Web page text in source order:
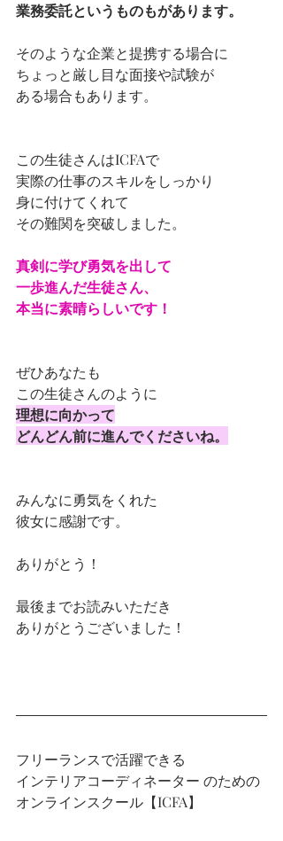
業務委託というものもがあります。
そのような企業と提携する場合に
ちょっと厳し目な面接や試験が
ある場合もあります。
この生徒さんはICFAで
実際の仕事のスキルをしっかり
身に付けてくれて
その難関を突破しました。
真剣に学び勇気を出して
一歩進んだ生徒さん、
本当に素晴らしいです！
ぜひあなたも
この生徒さんのように
理想に向かって
どんどん前に進んでくださいね。
みんなに勇気をくれた
彼女に感謝です。
ありがとう！
最後までお読みいただき
ありがとうございました！
フリーランスで活躍できる
インテリアコーディネーター のための
オンラインスクール【ICFA】